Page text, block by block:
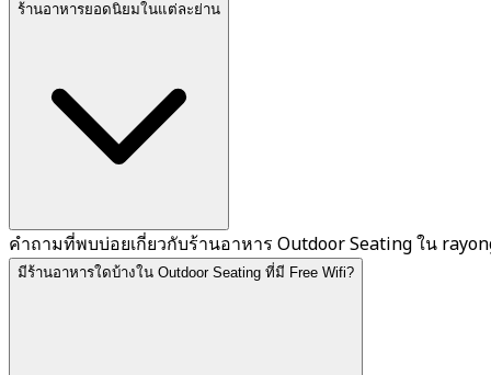
ร้านอาหารยอดนิยมในแต่ละย่าน
คำถามที่พบบ่อยเกี่ยวกับร้านอาหาร Outdoor Seating ใน
มีร้านอาหารใดบ้างใน Outdoor Seating ที่มี Free Wifi?